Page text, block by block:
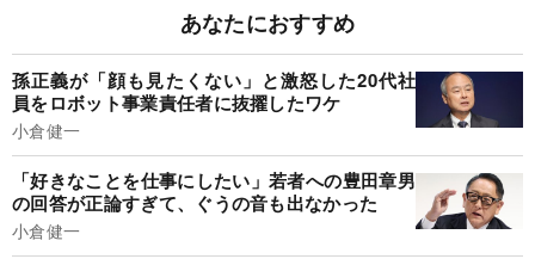
あなたにおすすめ
孫正義が「顔も見たくない」と激怒した20代社
員をロボット事業責任者に抜擢したワケ
小倉健一
「好きなことを仕事にしたい」若者への豊田章男
の回答が正論すぎて、ぐうの音も出なかった
小倉健一